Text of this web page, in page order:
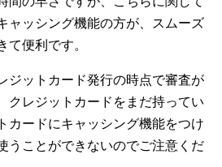
ャッシング機能の方が、スムーズ
て便利です。
ジットカード発行の時点で審査が
クレジットカードをまだ持ってい
カードにキャッシング機能をつけ
うことができないのでご注意くだ